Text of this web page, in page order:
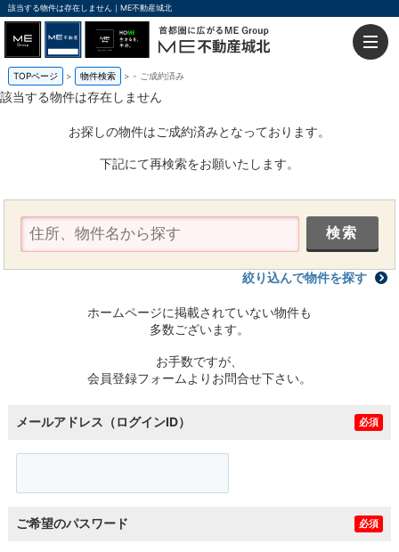
該当する物件は存在しません｜ME不動産城北
TOPページ 物件検索 - ご成約済み
該当する物件は存在しません
お探しの物件はご成約済みとなっております。
下記にて再検索をお願いたします。
絞り込んで物件を探す
ホームページに掲載されていない物件も
多数ございます。
お手数ですが、
会員登録フォームよりお問合せ下さい。
メールアドレス（ログインID） 必須
ご希望のパスワード 必須